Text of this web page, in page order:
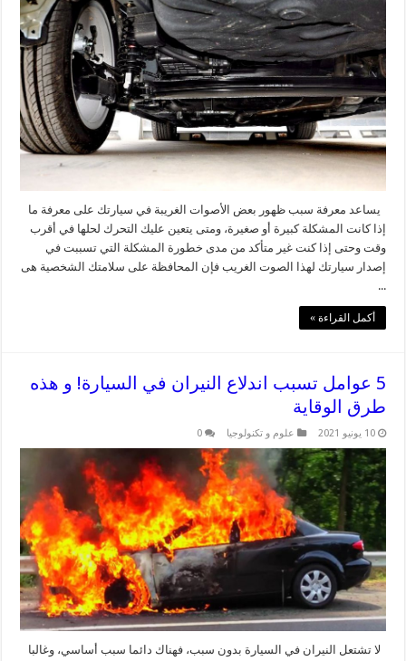
يساعد معرفة سبب ظهور بعض الأصوات الغريبة في سيارتك على معرفة ما
إذا كانت المشكلة كبيرة أو صغيرة، ومتى يتعين عليك التحرك لحلها في أقرب
وقت وحتى إذا كنت غير متأكد من مدى خطورة المشكلة التي تسببت في
إصدار سيارتك لهذا الصوت الغريب فإن المحافظة على سلامتك الشخصية هى
...
أكمل القراءة »
5 عوامل تسبب اندلاع النيران في السيارة! و هذه
طرق الوقاية
10 يونيو 2021 علوم و تكنولوجيا 0
لا تشتعل النيران في السيارة بدون سبب، فهناك دائما سبب أساسي، وغالبا